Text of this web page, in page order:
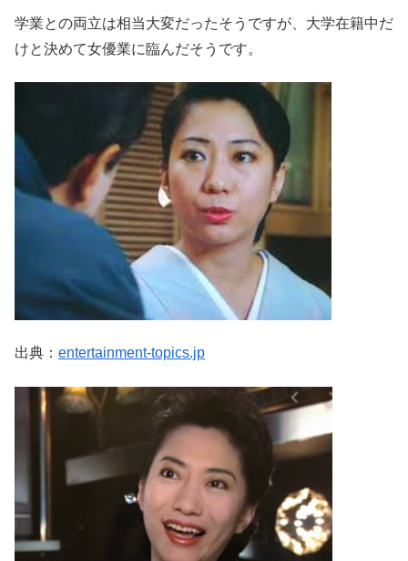
学業との両立は相当大変だったそうですが、大学在籍中だ
けと決めて女優業に臨んだそうです。
出典： entertainment-topics.jp